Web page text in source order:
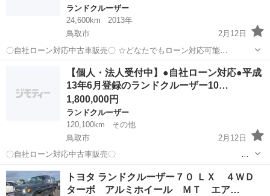
ランドクルーザー
24,600km
2013年
鳥取市
2月12日
〇自社ローン対応中古車販売〇 ☆どなたでもローン対応可能
☆ １、勤続年数の短い方や自営業の方 ２、パートを
される主婦の方や派遣社員の方 ３、自己破産等をされた方やローンが
組めない方 ４、他社様で...
ランドクルーザー 車両
【個人・法人受付中】●自社ローン対応●平成
13年6月登録のランドクルーザー10…
1,800,000円
ランドクルーザー
120,100km
その他
鳥取市
2月12日
〇自社ローン対応中古車販売〇
☆どなたでもローン対応可能☆ １、勤続年数の短い方
や自営業の方 ２、パートをされる主婦の方や派遣社員の方 ３、自己破
産等をされた方や...
鳥取 鳥取市 ランドクルーザー 車両
トヨタ ランドクルーザー７０ ＬＸ ４ＷＤ
ターボ アルミホイール ＭＴ エア…